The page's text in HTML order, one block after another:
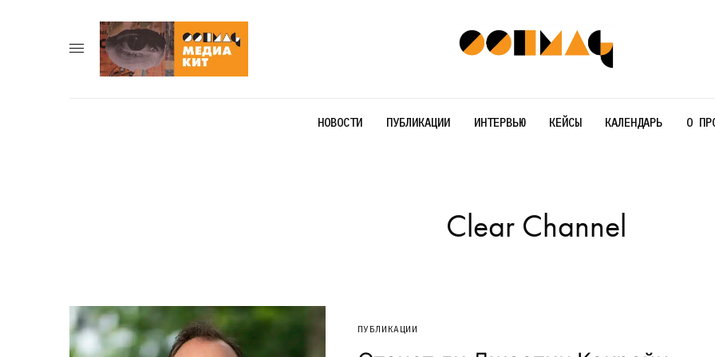
НОВОСТИ ПУБЛИКАЦИИ ИНТЕРВЬЮ КЕЙСЫ КАЛЕНДАРЬ О
Clear Channel
ПУБЛИКАЦИИ